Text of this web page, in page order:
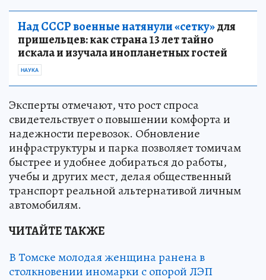
Над СССР военные натянули «сетку»для
пришельцев: как страна 13 лет тайно
искала и изучала инопланетных гостей
НАУКА
Эксперты отмечают, что рост спроса
свидетельствует о повышении комфорта и
надежности перевозок. Обновление
инфраструктуры и парка позволяет томичам
быстрее и удобнее добираться до работы,
учебы и других мест, делая общественный
транспорт реальной альтернативой личным
автомобилям.
ЧИТАЙТЕ ТАКЖЕ
В Томске молодая женщина ранена в
столкновении иномарки с опорой ЛЭП